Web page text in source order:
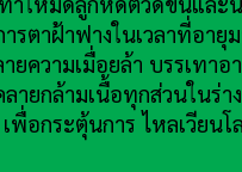
รตาฝ้าฟางในเวลาที่อายุ
ยความเมื่อยล้า บรรเทา
ายกล้ามเนื้อทุกส่วนในร่
พื่อกระตุ้นการ ไหลเวียน